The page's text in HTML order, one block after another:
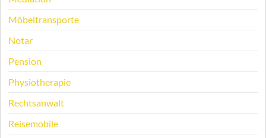
Möbeltransporte
Notar
Pension
Physiotherapie
Rechtsanwalt
Reisemobile